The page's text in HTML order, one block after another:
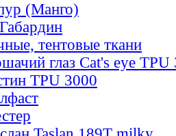
(Манго)
тентовые ткани
глаз Cat's eye TPU
TPU 3000